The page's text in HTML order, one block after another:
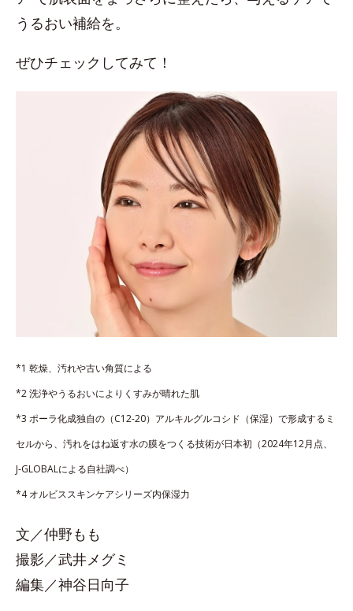
うるおい補給を。
ぜひチェックしてみて！
*1 乾燥、汚れや古い角質による
*2 洗浄やうるおいによりくすみが晴れた肌
*3 ポーラ化成独自の（C12-20）アルキルグルコシド（保湿）で形成するミ
セルから、汚れをはね返す水の膜をつくる技術が日本初（2024年12月点、
J-GLOBALによる自社調べ）
*4 オルビススキンケアシリーズ内保湿力
文／仲野もも
撮影／武井メグミ
編集／神谷日向子